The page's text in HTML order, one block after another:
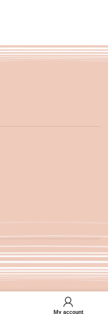
My account